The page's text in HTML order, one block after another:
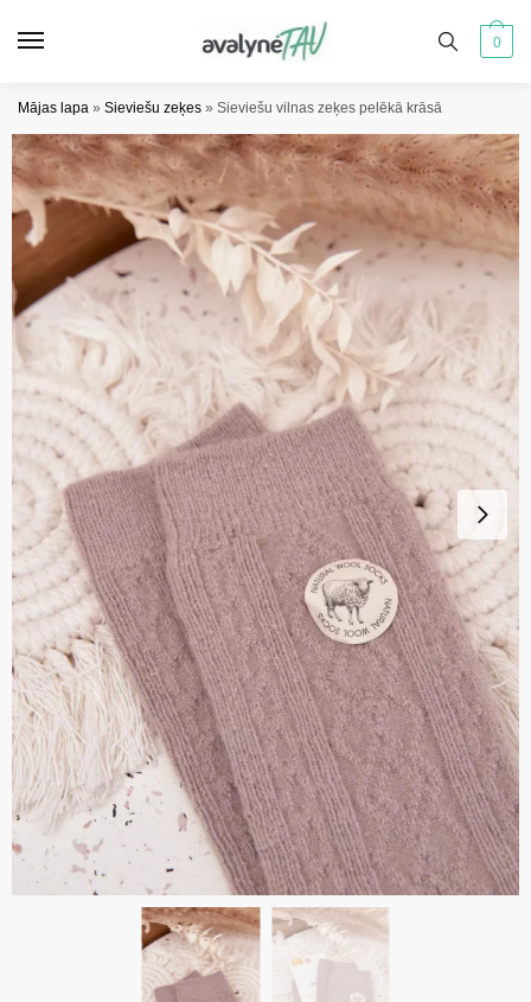
0
Mājas lapa » Sieviešu zeķes » Sieviešu vilnas zeķes pelēkā krāsā